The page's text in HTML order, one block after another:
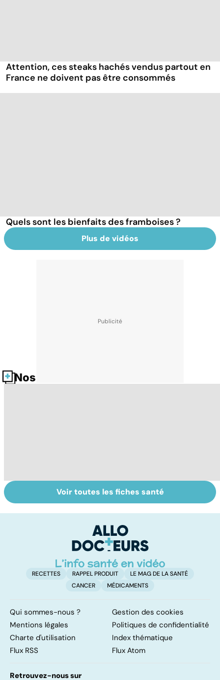
Attention, ces steaks hachés vendus partout en
France ne doivent pas être consommés
Quels sont les bienfaits des framboises ?
Plus de vidéos
Nos fiches santé
Tout savoir sur
les infections
Inflammation des
amygdales : que
d'angine ?
Voir toutes les fiches santé
RECETTES RAPPEL PRODUIT
LE MAG DE LA SANTÉ
CANCER
MÉDICAMENTS
Qui sommes-nous ?
Gestion des cookies
Mentions légales
Politiques de confidentialité
Charte d'utilisation
Index thématique
Flux RSS
Flux Atom
Retrouvez-nous sur